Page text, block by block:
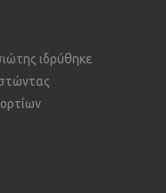
ιδρύθηκε